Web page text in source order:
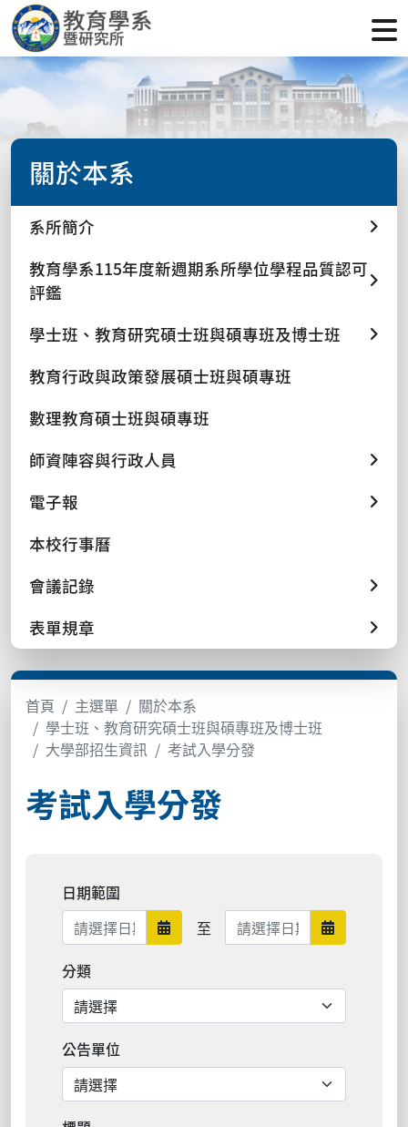
關於本系
系所簡介
教育學系115年度新週期系所學位學程品質認可
評鑑
學士班、教育研究碩士班與碩專班及博士班
教育行政與政策發展碩士班與碩專班
數理教育碩士班與碩專班
師資陣容與行政人員
電子報
本校行事曆
會議記錄
表單規章
首頁 主選單
關於本系
學士班、教育研究碩士班與碩專班及博士班
大學部招生資訊
考試入學分發
考試入學分發
日期範圍
日期範圍開始
至 日期範圍結束 日期範圍
分類
公告單位